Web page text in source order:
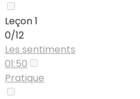
Leçon 1
0/12
Les sentiments
01:50
Pratique